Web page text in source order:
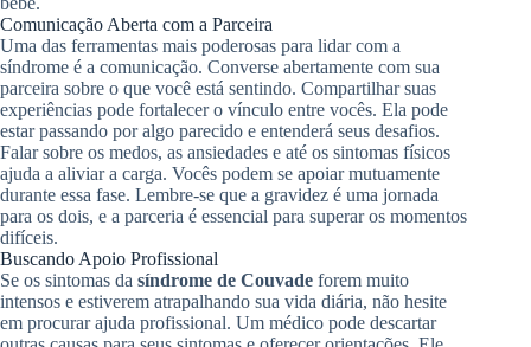
Comunicação Aberta com a Parceira
Uma das ferramentas mais poderosas para lidar com a
síndrome é a comunicação. Converse abertamente com sua
parceira sobre o que você está sentindo. Compartilhar suas
experiências pode fortalecer o vínculo entre vocês. Ela pode
estar passando por algo parecido e entenderá seus desafios.
Falar sobre os medos, as ansiedades e até os sintomas físicos
ajuda a aliviar a carga. Vocês podem se apoiar mutuamente
durante essa fase. Lembre-se que a gravidez é uma jornada
para os dois, e a parceria é essencial para superar os momentos
difíceis.
Buscando Apoio Profissional
Se os sintomas da síndrome de Couvade forem muito
intensos e estiverem atrapalhando sua vida diária, não hesite
em procurar ajuda profissional. Um médico pode descartar